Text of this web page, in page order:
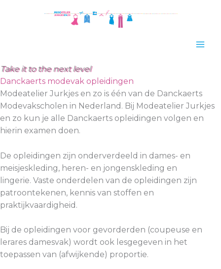
Take it to the next level
Danckaerts modevak opleidingen
Modeatelier Jurkjes en zo is één van de Danckaerts
Modevakscholen in Nederland. Bij Modeatelier Jurkjes
en zo kun je alle Danckaerts opleidingen volgen en
hierin examen doen.
De opleidingen zijn onderverdeeld in dames- en
meisjeskleding, heren- en jongenskleding en
lingerie. Vaste onderdelen van de opleidingen zijn
patroontekenen, kennis van stoffen en
praktijkvaardigheid.
Bij de opleidingen voor gevorderden (coupeuse en
lerares damesvak) wordt ook lesgegeven in het
toepassen van (afwijkende) proportie.